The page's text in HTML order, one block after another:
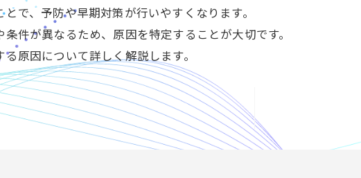
で、予防や早期対策が行いやすくなります。
件が異なるため、原因を特定することが大切です。
原因について詳しく解説します。